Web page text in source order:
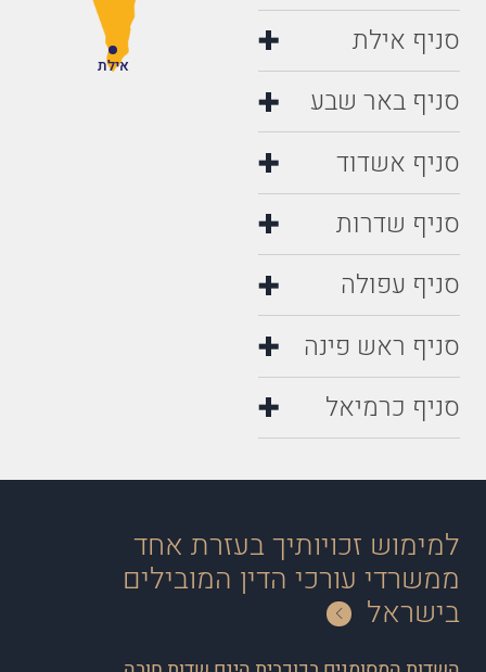
סניף אילת
סניף באר שבע
סניף אשדוד
סניף שדרות
סניף עפולה
סניף ראש פינה
סניף כרמיאל
אילת
למימוש זכויותיך בעזרת אחד
ממשרדי עורכי הדין המובילים
בישראל